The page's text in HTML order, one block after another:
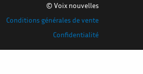
© Voix nouvelles
Conditions générales de vente
Confidentialité